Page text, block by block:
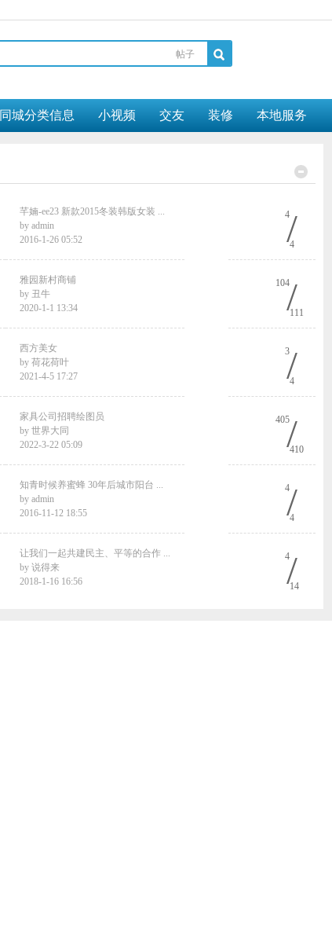
帖子
同城分类信息 小视频 交友 装修 本地服务
芊婻-ee23 新款2015冬装韩版女装 ...
by admin
2016-1-26 05:52
4/
4
雅园新村商铺
by 丑牛
2020-1-1 13:34
104/111
西方美女
by 荷花荷叶
2021-4-5 17:27
3/
4
家具公司招聘绘图员
by 世界大同
2022-3-22 05:09
405/
410
知青时候养蜜蜂 30年后城市阳台 ...
by admin
2016-11-12 18:55
4/
4
让我们一起共建民主、平等的合作 ...
by 说得来
2018-1-16 16:56
4/
14